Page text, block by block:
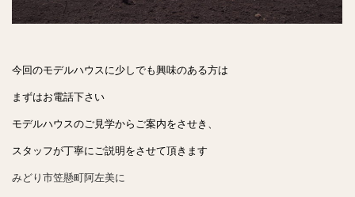
今回のモデルハウスに少しでも興味のある方は
まずはお電話下さい
モデルハウスのご見学からご案内をさせき、
スタッフが丁寧にご説明をさせて頂きます
みどり市笠懸町阿左美に